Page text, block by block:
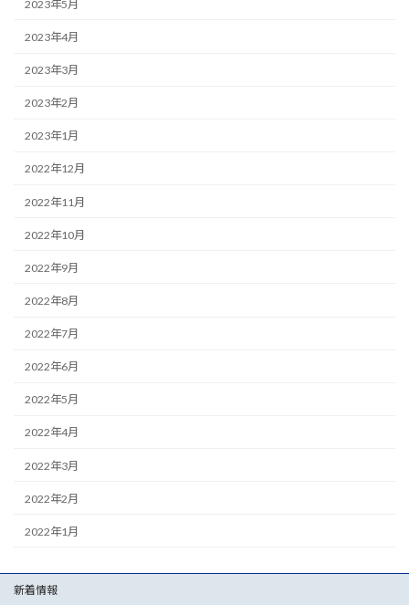
2023年5月
2023年4月
2023年3月
2023年2月
2023年1月
2022年12月
2022年11月
2022年10月
2022年9月
2022年8月
2022年7月
2022年6月
2022年5月
2022年4月
2022年3月
2022年2月
2022年1月
新着情報